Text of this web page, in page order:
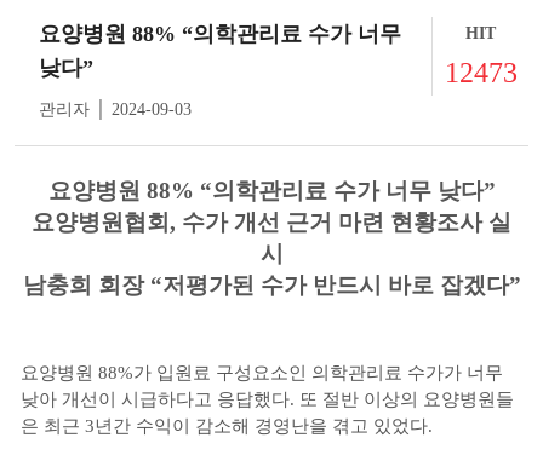
요양병원 88% “의학관리료 수가 너무
낮다”
관리자 │ 2024-09-03
HIT
12473
요양병원 88% “의학관리료 수가 너무 낮다”
요양병원협회, 수가 개선 근거 마련 현황조사 실
시
남충희 회장 “저평가된 수가 반드시 바로 잡겠다”
요양병원 88%가 입원료 구성요소인 의학관리료 수가가 너무
낮아 개선이 시급하다고 응답했다. 또 절반 이상의 요양병원들
은 최근 3년간 수익이 감소해 경영난을 겪고 있었다.